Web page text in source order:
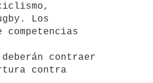
Los
competencias
contraer
contra